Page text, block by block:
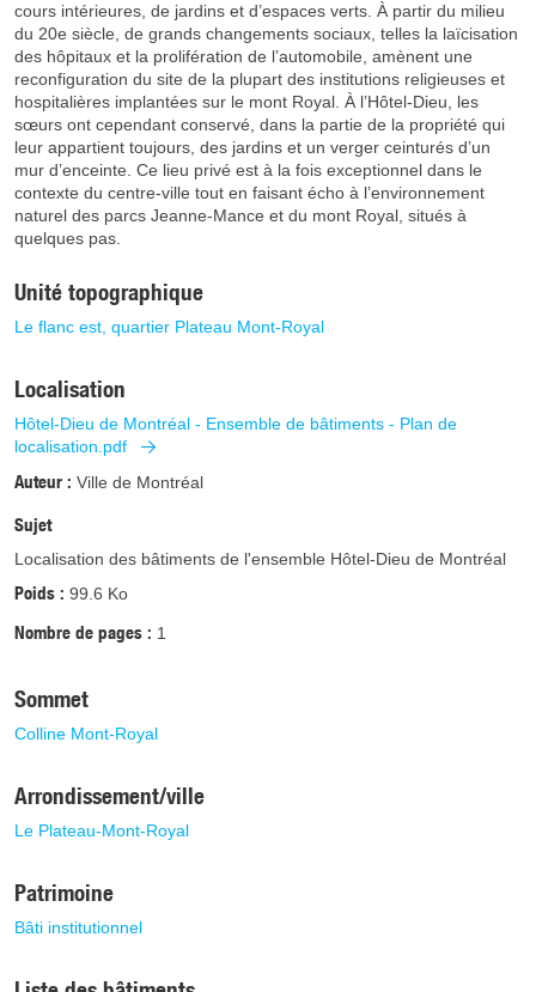
cours intérieures, de jardins et d’espaces verts. À partir du milieu
du 20e siècle, de grands changements sociaux, telles la laïcisation
des hôpitaux et la prolifération de l’automobile, amènent une
reconfiguration du site de la plupart des institutions religieuses et
hospitalières implantées sur le mont Royal. À l’Hôtel-Dieu, les
sœurs ont cependant conservé, dans la partie de la propriété qui
leur appartient toujours, des jardins et un verger ceinturés d’un
mur d’enceinte. Ce lieu privé est à la fois exceptionnel dans le
contexte du centre-ville tout en faisant écho à l’environnement
naturel des parcs Jeanne-Mance et du mont Royal, situés à
quelques pas.
Unité topographique
Le flanc est, quartier Plateau Mont-Royal
Localisation
Hôtel-Dieu de Montréal - Ensemble de bâtiments - Plan de
localisation.pdf
Auteur Ville de Montréal
Sujet
Localisation des bâtiments de l'ensemble Hôtel-Dieu de Montréal
Poids 99.6 Ko
Nombre de pages 1
Sommet
Colline Mont-Royal
Arrondissement/ville
Le Plateau-Mont-Royal
Patrimoine
Bâti institutionnel